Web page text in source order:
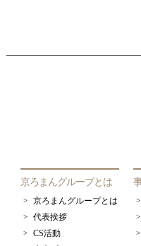
京ろまんグループとは
京ろまんグループとは
代表挨拶
CS活動